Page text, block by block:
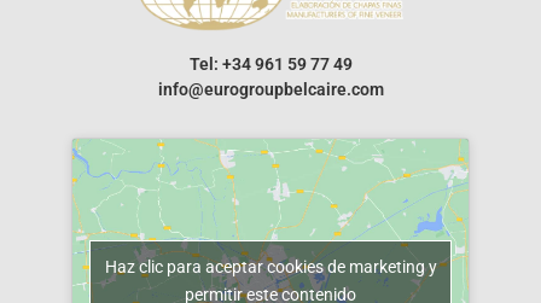
Tel: +34 961 59 77 49
info@eurogroupbelcaire.com
Haz clic para aceptar cookies de marketing y
permitir este contenido